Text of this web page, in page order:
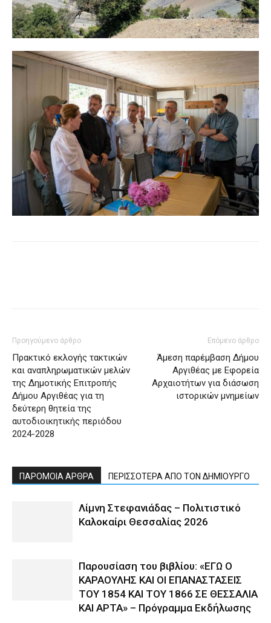
Προηγούμενο άρθρο
Πρακτικό εκλογής τακτικών
και αναπληρωματικών μελών
της Δημοτικής Επιτροπής
Δήμου Αργιθέας για τη
δεύτερη θητεία της
αυτοδιοικητικής περιόδου
2024-2028
Επόμενο άρθρο
Άμεση παρέμβαση Δήμου
Αργιθέας με Εφορεία
Αρχαιοτήτων για διάσωση
ιστορικών μνημείων
ΠΑΡΟΜΟΙΑ ΑΡΘΡΑ ΠΕΡΙΣΣΟΤΕΡΑ ΑΠΟ ΤΟΝ ΔΗΜΙΟΥΡΓΟ
Λίμνη Στεφανιάδας – Πολιτιστικό
Καλοκαίρι Θεσσαλίας 2026
Παρουσίαση του βιβλίου: «ΕΓΩ Ο
ΚΑΡΑΟΥΛΗΣ ΚΑΙ ΟΙ ΕΠΑΝΑΣΤΑΣΕΙΣ
ΤΟΥ 1854 ΚΑΙ ΤΟΥ 1866 ΣΕ ΘΕΣΣΑΛΙΑ
ΚΑΙ ΑΡΤΑ» – Πρόγραμμα Εκδήλωσης